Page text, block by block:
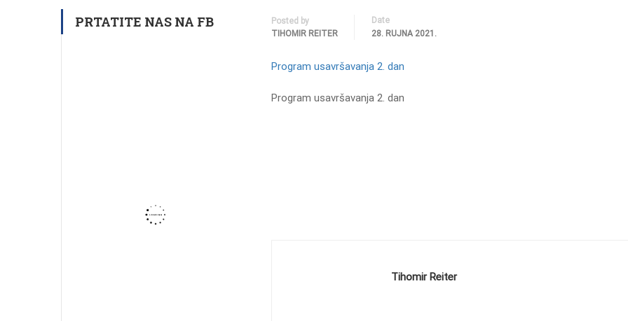
Posted by
TIHOMIR REITER
Date
28. RUJNA 2021.
Program usavršavanja 2. dan
Program usavršavanja 2. dan
Tihomir Reiter
PRTATITE NAS NA FB